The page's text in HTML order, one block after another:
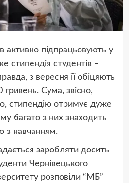
активно підпрацьовують у
стипендія студентів –
з вересня її обіцяють
Сума, звісно,
стипендію отримує дуже
багато з них знаходить
з навчанням.
заробляти досить
Чернівецького
розповіли “МБ”